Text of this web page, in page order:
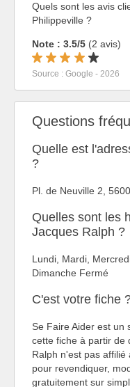
Quels sont les avis
Philippeville ?
Note : 3.5/5 (2 avis)
Source : Google - 2026
Questions
Quelle est
?
Pl. de Neuville 2,
Quelles sont les
Jacques Ralph ?
Lundi, Mardi,
Dimanche Fermé
C'est votre fiche
Se Faire Aider est un
cette fiche à partir de
Ralph n'est pas affilié
pour revendiquer,
gratuitement sur